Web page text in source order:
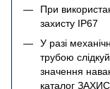
При
захисту IP67
У разі
трубою
значення
каталог